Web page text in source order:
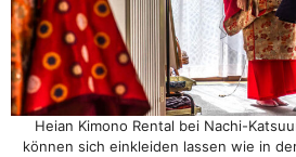
Heian Kimono Rental bei Nachi-
können sich einkleiden lassen wie in